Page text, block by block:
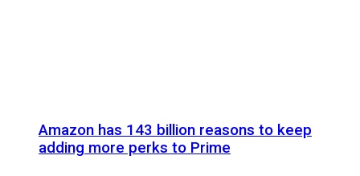
Amazon has 143 billion reasons to keep
adding more perks to Prime